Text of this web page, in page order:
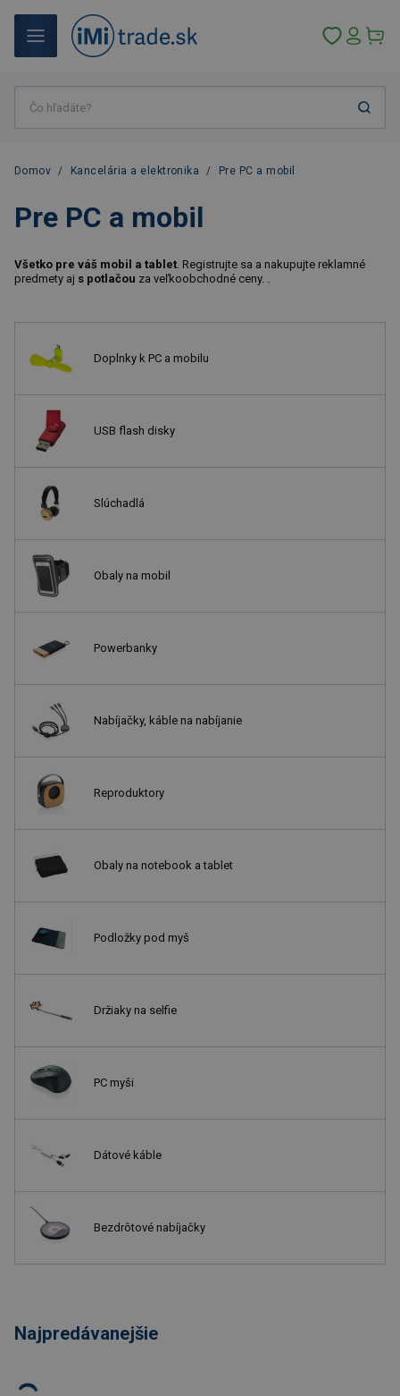
Domov / Kancelária a elektronika / Pre PC a mobil
Pre PC a mobil
Všetko pre váš mobil a tablet. Registrujte sa a nakupujte reklamné
predmety aj s potlačou za veľkoobchodné ceny. .
Doplnky k PC a mobilu
USB flash disky
Slúchadlá
Obaly na mobil
Powerbanky
Nabíjačky, káble na nabíjanie
Reproduktory
Obaly na notebook a tablet
Podložky pod myš
Držiaky na selfie
PC myši
Dátové káble
Bezdrôtové nabíjačky
Najpredávanejšie